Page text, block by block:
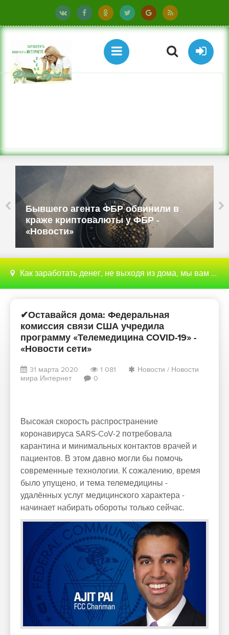
Бывшего агента ФБР обвинили в
краже криптовалюты у ФБР -
«Новости»
Как заработать денег, не выходя из дома, мы вам поможем с этим разобраться
✔Оставайся дома: Федеральная
комиссия связи США учредила
программу «Телемедицина COVID-19» -
«Новости сети»
31 марта 2020 1 081 Новости / Новости
мира Интернет
0
Высокая скорость распространение
коронавируса SARS-CoV-2 потребовала
карантина и минимальных контактов врачей и
пациентов. В этом давно могли бы помочь
современные технологии. К сожалению, время
было упущено, и тема телемедицины -
удалённых услуг медицинского характера -
начинает набирать обороты только сейчас.